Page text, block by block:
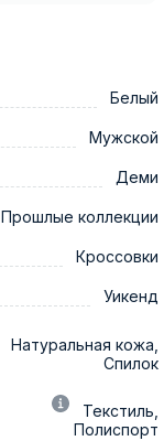
Белый
Мужской
Деми
Прошлые коллекции
Кроссовки
Уикенд
Натуральная кожа,
Спилок
Текстиль,
Полиспорт